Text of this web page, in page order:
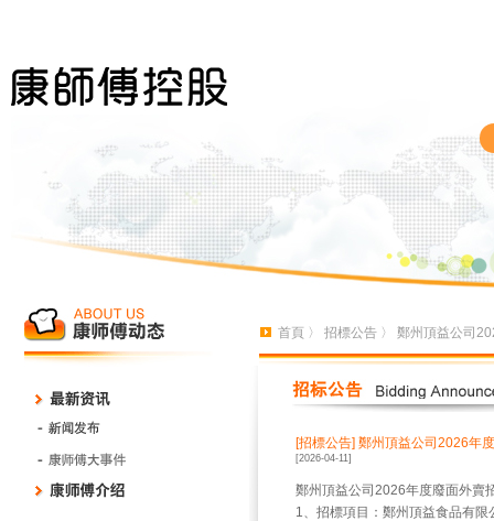
首頁 〉 招標公告 〉 鄭州頂益公司
[招標公告] 鄭州頂益公司2026年
[2026-04-11]
鄭州頂益公司2026年度廢面外賣
1、招標項目：鄭州頂益食品有